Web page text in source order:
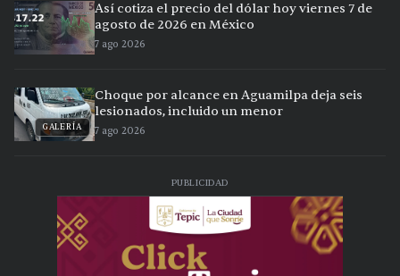
Así cotiza el precio del dólar hoy viernes 7 de
agosto de 2026 en México
7 ago 2026
GALERÍA
Choque por alcance en Aguamilpa deja seis
lesionados, incluido un menor
7 ago 2026
PUBLICIDAD